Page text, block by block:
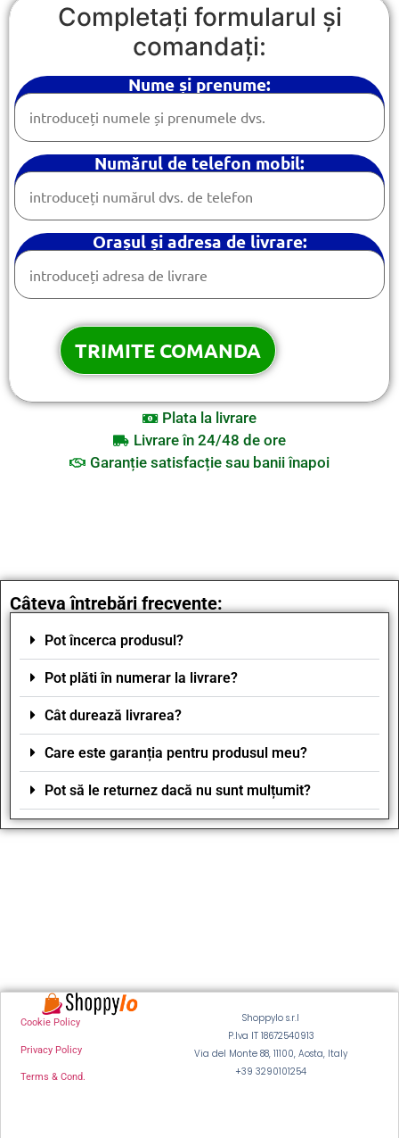
Completați formularul și
comandați:
Nume și prenume:
Numărul de telefon mobil:
Orașul și adresa de livrare:
Plata la livrare
Livrare în 24/48 de ore
Garanție satisfacție sau banii înapoi
Câteva întrebări frecvente:
Pot încerca produsul?
Pot plăti în numerar la livrare?
Cât durează livrarea?
Care este garanția pentru produsul meu?
Pot să le returnez dacă nu sunt mulțumit?
Cookie Policy
Privacy Policy
Terms & Cond.
Shoppylo s.r.l
P.Iva IT 18672540913
Via del Monte 88, 11100, Aosta, Italy
+39 3290101254